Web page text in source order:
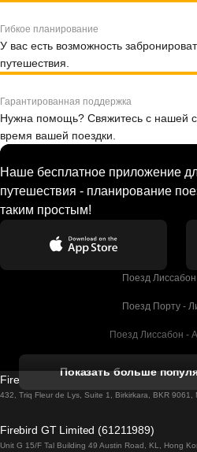
Гибкое планирование
У вас есть возможность
путешествия.
Гарантированная поддержка
Нужна помощь? Свяжитесь с нашей
время вашей поездки.
Наше бесплатное приложение
путешествия - планирование
таким простым!
Поезд
Поезд Порту -
Поезд Лиссабон -
Поезд Лиссабон
Поезд Лиссабон
Показать больше
Firebird GT Limited (OC 1451)
432, Triq Fleur de Lys, Suite 1, Birkirkara, BKR 9061,
Firebird GT Limited (61211989)
Unit G 15/F Tal Building 49 Austin Road, KL, Hong